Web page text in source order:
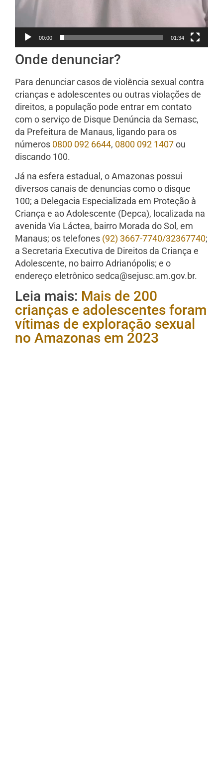
00:00 01:34
Onde denunciar?
Para denunciar casos de violência sexual contra
crianças e adolescentes ou outras violações de
direitos, a população pode entrar em contato
com o serviço de Disque Denúncia da Semasc,
da Prefeitura de Manaus, ligando para os
números 0800 092 6644, 0800 092 1407ou
discando 100.
Já na esfera estadual, o Amazonas possui
diversos canais de denuncias como o disque
100; a Delegacia Especializada em Proteção à
Criança e ao Adolescente (Depca), localizada na
avenida Via Láctea, bairro Morada do Sol, em
Manaus; os telefones (92) 3667-7740/32367740;
a Secretaria Executiva de Direitos da Criança e
Adolescente, no bairro Adrianópolis; e o
endereço eletrônico sedca@sejusc.am.gov.br.
Leia mais: Mais de 200
crianças e adolescentes foram
vítimas de exploração sexual
no Amazonas em 2023